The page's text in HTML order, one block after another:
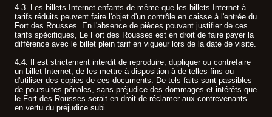
4.3. Les billets Internet enfants de même que les billets Internet à
tarifs réduits peuvent faire l'objet d'un contrôle en caisse à l'entrée du
Fort des Rousses En l'absence de pièces pouvant justifier de ces
tarifs spécifiques, Le Fort des Rousses est en droit de faire payer la
différence avec le billet plein tarif en vigueur lors de la date de visite.
4.4. Il est strictement interdit de reproduire, dupliquer ou contrefaire
un billet Internet, de les mettre à disposition à de telles fins ou
d'utiliser des copies de ces documents. De tels faits sont passibles
de poursuites pénales, sans préjudice des dommages et intérêts que
le Fort des Rousses serait en droit de réclamer aux contrevenants
en vertu du préjudice subi.